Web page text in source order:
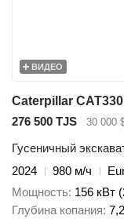
ВИДЕО
Caterpillar
276 500 TJS
30 000
Гусеничный
2024
980 м/ч
Мощность 156 кВт
Глубина копания